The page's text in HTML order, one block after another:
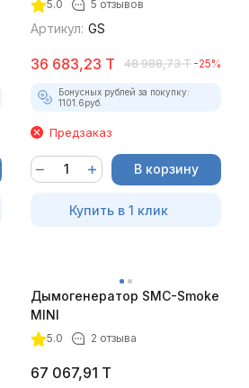
5.0 5 отзывов
Артикул: GS
36 683,23 T 48 988,73 T -25%
Бонусных рублей за покупку:
1101.6руб.
Предзаказ
В корзину
Купить в 1 клик
Дымогенератор SMC-Smoke
MINI
5.0 2 отзыва
67 067,91 T